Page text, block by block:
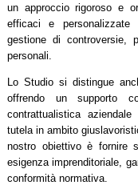
un approccio rigoroso e
efficaci e
gestione di controversie,
personali.
Lo Studio si distingue
offrendo un supporto
contrattualistica
tutela in ambito
nostro obiettivo è fornire
esigenza imprenditoriale,
conformità normativa.